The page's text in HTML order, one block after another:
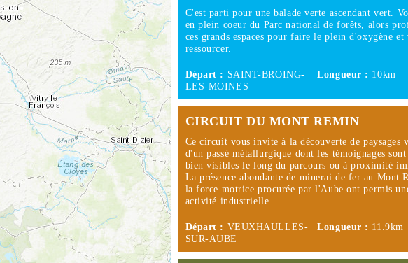
C'est parti pour une balade verte ascendant vert.
en plein coeur du Parc national de forêts, alors
ces grands espaces pour faire le plein d'oxygène et
ressourcer.
Départ : SAINT-BROING-
LES-MOINES
Longueur : 10km
CIRCUIT DU MONT REMIN
Ce circuit vous invite à la découverte de paysages
d'un passé métallurgique dont les témoignages sont
bien visibles le long du parcours ou à proximité
La présence abondante de minerai de fer au Mont
la force motrice procurée par l'Aube ont permis
activité industrielle.
Départ : VEUXHAULLES-
SUR-AUBE
Longueur : 11.9km